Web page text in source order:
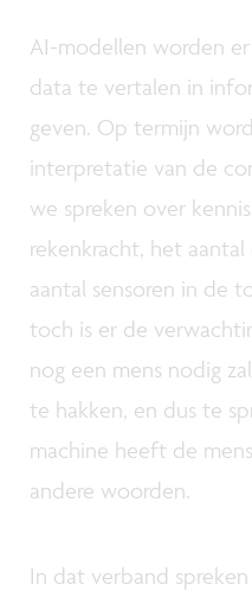
AI-modellen worden
data te vertalen in
geven. Op termijn
interpretatie van de
we spreken over
rekenkracht, het
aantal sensoren in de
toch is er de
nog een mens nodig
te hakken, en dus te
machine heeft de
andere woorden.
In dat verband